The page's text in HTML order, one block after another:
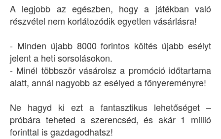
A legjobb az egészben, hogy a játékban való
részvétel nem korlátozódik egyetlen vásárlásra!
- Minden újabb 8000 forintos költés újabb esélyt
jelent a heti sorsolásokon.
- Minél többször vásárolsz a promóció időtartama
alatt, annál nagyobb az esélyed a főnyereményre!
Ne hagyd ki ezt a fantasztikus lehetőséget –
próbára teheted a szerencséd, és akár 1 millió
forinttal is gazdagodhatsz!